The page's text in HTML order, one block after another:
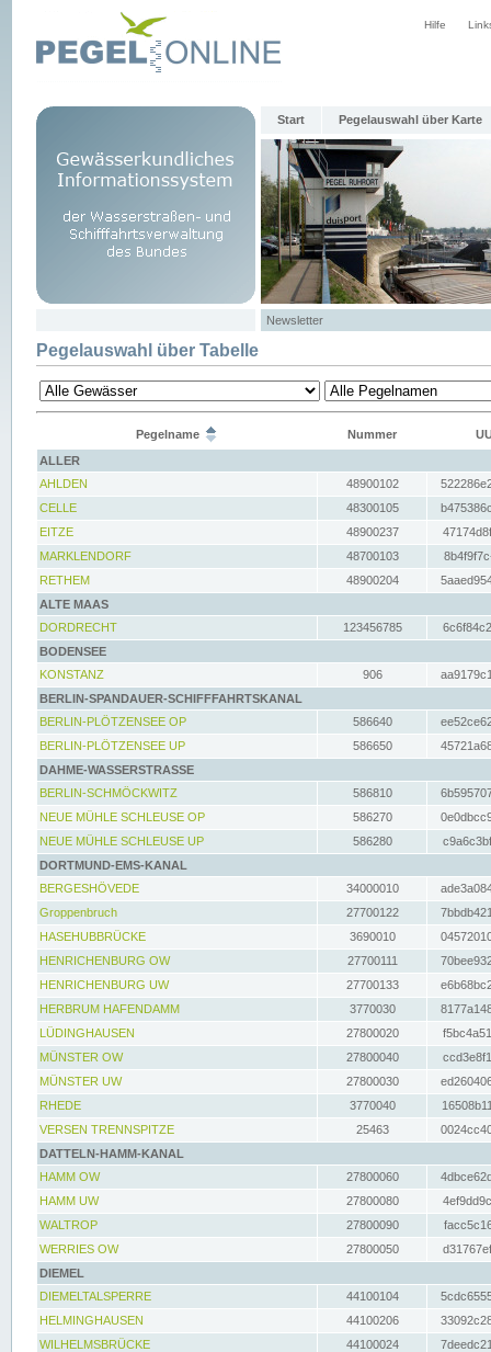
Hilfe
Start Pegelauswahl über Karte
Newsletter
Pegelauswahl über Tabelle
Pegelname Nummer
ALLER
AHLDEN
48900102
CELLE
48300105
EITZE
48900237
MARKLENDORF
48700103
RETHEM
48900204
ALTE MAAS
DORDRECHT
123456785
BODENSEE
KONSTANZ
906
BERLIN-SPANDAUER-SCHIFFFAHRTSKANAL
BERLIN-PLÖTZENSEE OP
586640
BERLIN-PLÖTZENSEE UP
586650
DAHME-WASSERSTRASSE
BERLIN-SCHMÖCKWITZ
586810
NEUE MÜHLE SCHLEUSE OP
586270
NEUE MÜHLE SCHLEUSE UP
586280
DORTMUND-EMS-KANAL
BERGESHÖVEDE
34000010
Groppenbruch
27700122
HASEHUBBRÜCKE
3690010
HENRICHENBURG OW
27700111
HENRICHENBURG UW
27700133
HERBRUM HAFENDAMM
3770030
LÜDINGHAUSEN
27800020
MÜNSTER OW
27800040
MÜNSTER UW
27800030
RHEDE
3770040
VERSEN TRENNSPITZE
25463
DATTELN-HAMM-KANAL
HAMM OW
27800060
HAMM UW
27800080
WALTROP
27800090
WERRIES OW
27800050
DIEMEL
DIEMELTALSPERRE
44100104
HELMINGHAUSEN
44100206
WILHELMSBRÜCKE
44100024